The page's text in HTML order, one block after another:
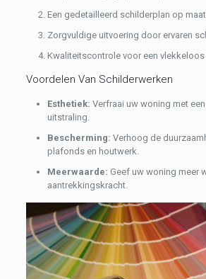
Een gedetailleerd schilderplan op maat.
Zorgvuldige uitvoering door ervaren
Kwaliteitscontrole voor een vlekkeloos
Voordelen Van Schilderwerken
Esthetiek: Verfraai uw woning met
uitstraling.
Bescherming: Verhoog de
plafonds en houtwerk.
Meerwaarde: Geef uw woning meer
aantrekkingskracht.